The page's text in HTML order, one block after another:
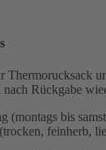
Thermorucksack
Rückgabe
(montags bis
feinherb,